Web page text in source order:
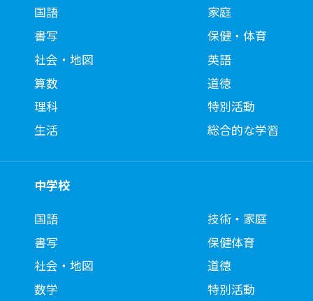
国語
書写
社会・地図
算数
理科
生活
家庭
保健・体育
英語
道徳
特別活動
総合的な学習
中学校
国語
書写
社会・地図
数学
技術・家庭
保健体育
道徳
特別活動